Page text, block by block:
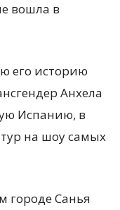
вошла в
его историю
Анхела
Испанию, в
на шоу самых
городе Санья